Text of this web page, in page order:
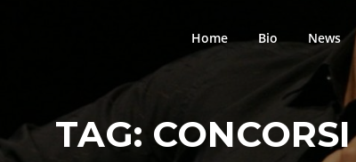
Home Bio News
TAG: CONCORSI